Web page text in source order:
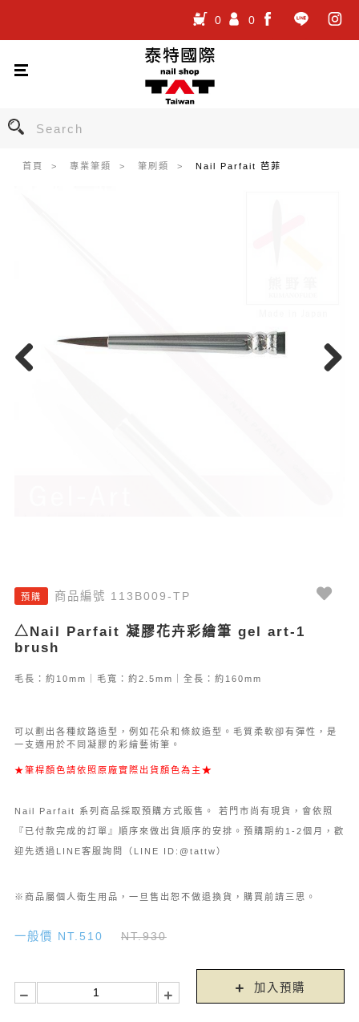
0
0
首頁 專業筆類 筆刷類 Nail Parfait 芭菲
預購 商品編號 113B009-TP
△Nail Parfait 凝膠花卉彩繪筆 gel art-1
brush
毛長：約10mm｜毛寬：約2.5mm｜全長：約160mm
可以劃出各種紋路造型，例如花朵和條紋造型。毛質柔軟卻有彈性，是
一支適用於不同凝膠的彩繪藝術筆。
★筆桿顏色請依照原廠實際出貨顏色為主 ★
Nail Parfait 系列商品採取預購方式販售。 若門市尚有現貨，會依照
『已付款完成的訂單』順序來做出貨順序的安排。預購期約1-2個月，歡
迎先透過LINE客服詢問（LINE ID:@tattw）
※商品屬個人衛生用品，一旦售出恕不做退換貨，購買前請三思。
一般價 NT.510 NT.930
加入預購